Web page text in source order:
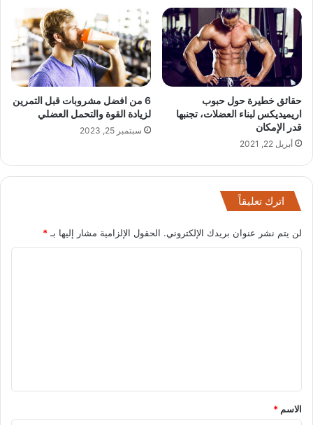
حقائق خطيرة حول حبوب
اريميديكس لبناء العضلات، تجنبها
قدر الإمكان
أبريل 22, 2021
6 من افضل مشروبات قبل التمرين
لزيادة القوة والتحمل العضلي
سبتمبر 25, 2023
اترك تعليقاً
لن يتم نشر عنوان بريدك الإلكتروني. الحقول الإلزامية مشار إليها بـ *
*
الاسم *